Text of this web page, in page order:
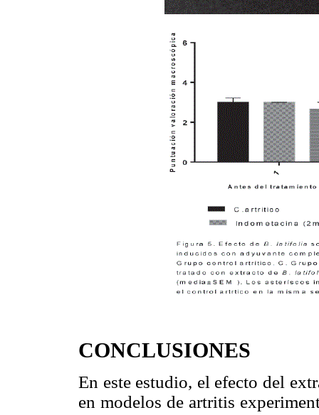
CONCLUSIONES
En este estudio, el efecto del
en modelos de artritis